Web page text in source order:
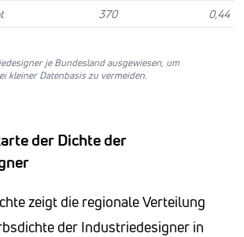
370 0,44
je Bundesland ausgewiesen, um
kleiner Datenbasis zu vermeiden.
der Dichte der
zeigt die regionale Verteilung
der Industriedesigner in